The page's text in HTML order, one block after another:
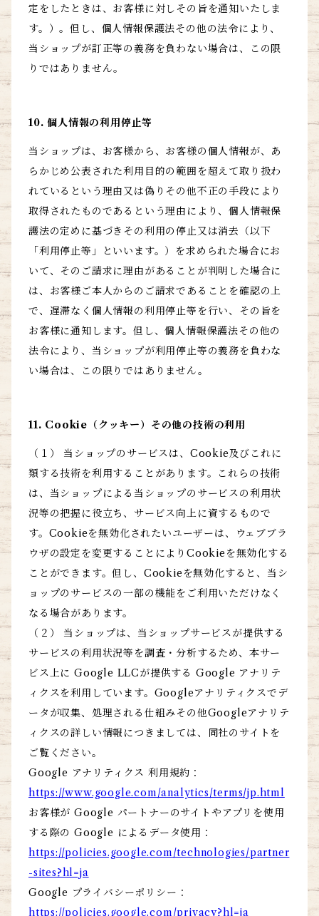
定をしたときは、お客様に対しその旨を通知いたしま
す。）。但し、個人情報保護法その他の法令により、
当ショップが訂正等の義務を負わない場合は、この限
りではありません。
10. 個人情報の利用停止等
当ショップは、お客様から、お客様の個人情報が、あ
らかじめ公表された利用目的の範囲を超えて取り扱わ
れているという理由又は偽りその他不正の手段により
取得されたものであるという理由により、個人情報保
護法の定めに基づきその利用の停止又は消去（以下
「利用停止等」といいます。）を求められた場合にお
いて、そのご請求に理由があることが判明した場合に
は、お客様ご本人からのご請求であることを確認の上
で、遅滞なく個人情報の利用停止等を行い、その旨を
お客様に通知します。但し、個人情報保護法その他の
法令により、当ショップが利用停止等の義務を負わな
い場合は、この限りではありません。
11. Cookie（クッキー）その他の技術の利用
（１） 当ショップのサービスは、Cookie及びこれに
類する技術を利用することがあります。これらの技術
は、当ショップによる当ショップのサービスの利用状
況等の把握に役立ち、サービス向上に資するもので
す。Cookieを無効化されたいユーザーは、ウェブブラ
ウザの設定を変更することによりCookieを無効化する
ことができます。但し、Cookieを無効化すると、当シ
ョップのサービスの一部の機能をご利用いただけなく
なる場合があります。
（２） 当ショップは、当ショップサービスが提供する
サービスの利用状況等を調査・分析するため、本サー
ビス上に Google LLCが提供する Google アナリテ
ィクスを利用しています。Googleアナリティクスでデ
ータが収集、処理される仕組みその他Googleアナリテ
ィクスの詳しい情報につきましては、同社のサイトを
ご覧ください。
Google アナリティクス 利用規約：
https://www.google.com/analytics/terms/jp.html
お客様が Google パートナーのサイトやアプリを使用
する際の Google によるデータ使用：
https://policies.google.com/technologies/partner
-sites?hl=ja
Google プライバシーポリシー：
https://policies.google.com/privacy?hl=ja